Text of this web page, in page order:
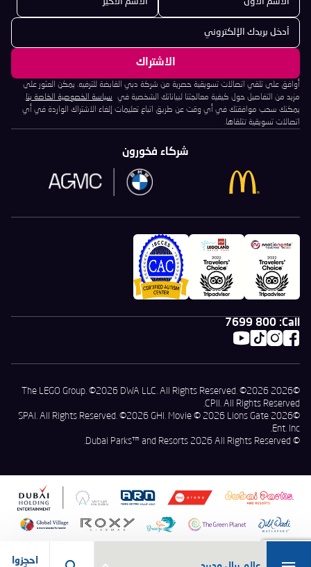
احجزوا
أوافق على تلقي اتصالات تسويقية حصرية من شركة دبي القابضة للترفيه. يمكن العثور على
مزيد من التفاصيل حول كيفية معالجتنا لبياناتك الشخصية في
سياسة الخصوصية الخاصة بنا.
يمكنك سحب موافقتك في أي وقت عن طريق اتباع تعليمات إلغاء الاشتراك الواردة في أي
اتصالات تسويقية تتلقاها.
Call:
800 7699
شركاء فخورون
©2026 The LEGO Group. ©2026 DWA LLC. All Rights Reserved. ©2026
CPII. All Rights Reserved.
©2026 SPAI. All Rights Reserved. ©2026 GHI. Movie © 2026 Lions Gate
Ent. Inc.
© Dubai Parks™ and Resorts 2026 All Rights Reserved.